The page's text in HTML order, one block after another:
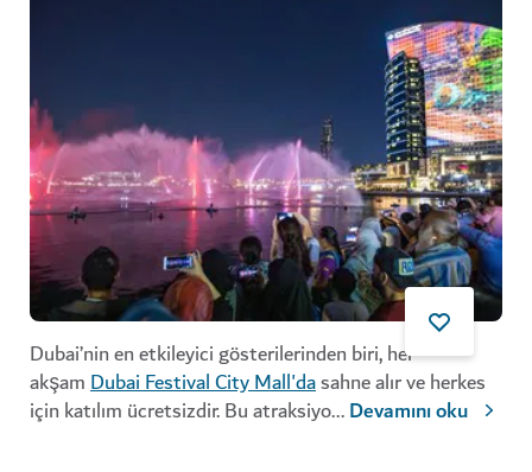
Dubai’nin en etkileyici gösterilerinden biri, her
akşamDubai Festival City Mall'dasahne alır ve herkes
için katılım ücretsizdir. Bu atraksiyo...Devamını oku